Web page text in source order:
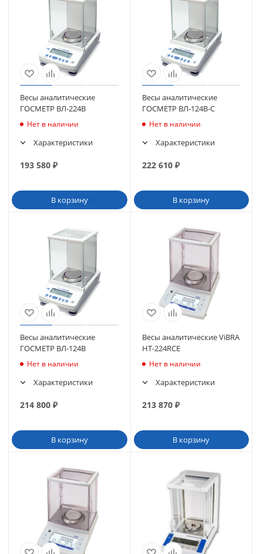
Весы аналитические
ГОСМЕТР ВЛ-224В
Нет в наличии
Характеристики
193 580 ₽
В корзину
Весы аналитические
ГОСМЕТР ВЛ-124В-С
Нет в наличии
Характеристики
222 610₽
В корзину
Весы аналитические
ГОСМЕТР ВЛ-124В
Нет в наличии
Характеристики
214 800 ₽
В корзину
Весы аналитические ViBRA
HT-224RCE
Нет в наличии
Характеристики
213 870₽
В корзину